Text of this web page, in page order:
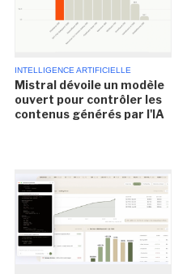
INTELLIGENCE ARTIFICIELLE
Mistral dévoile un modèle
ouvert pour contrôler les
contenus générés par l'IA